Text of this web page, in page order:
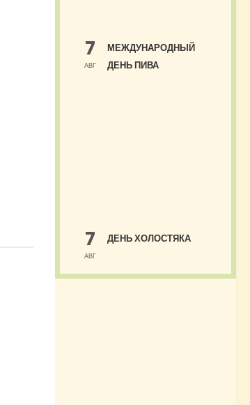
7
АВГ
МЕЖДУНАРОДНЫЙ
ДЕНЬ ПИВА
7
АВГ
ДЕНЬ ХОЛОСТЯКА